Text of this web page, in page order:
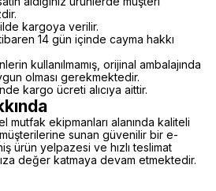
kargoya verilir.
14 gün içinde cayma hakkı
kullanılmamış, orijinal ambalajında
olması gerekmektedir.
kargo ücreti alıcıya aittir.
ekipmanları alanında kaliteli
sunan güvenilir bir e-
ürün yelpazesi ve hızlı teslimat
değer katmaya devam etmektedir.